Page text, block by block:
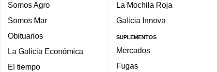
Somos Agro
Somos Mar
Obituarios
La Galicia Económica
El tiempo
La Mochila Roja
Galicia Innova
SUPLEMENTOS
Mercados
Fugas